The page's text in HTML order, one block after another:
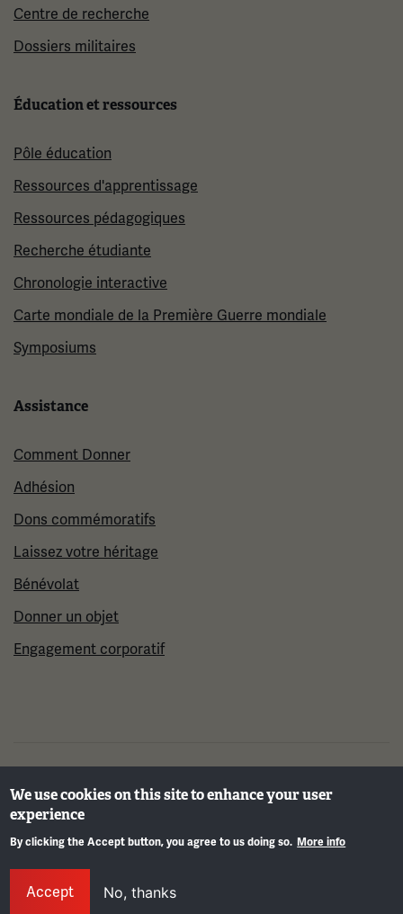
Centre de recherche
Dossiers militaires
Éducation et ressources
Pôle éducation
Ressources d'apprentissage
Ressources pédagogiques
Recherche étudiante
Chronologie interactive
Carte mondiale de la Première Guerre mondiale
Symposiums
Assistance
Comment Donner
Adhésion
Dons commémoratifs
Laissez votre héritage
Bénévolat
Donner un objet
Engagement corporatif
©2026 Musée et mémorial national de la Première
Guerre mondiale
We use cookies on this site to enhance your user
experience
By clicking the Accept button, you agree to us doing so. More info
Accept No, thanks